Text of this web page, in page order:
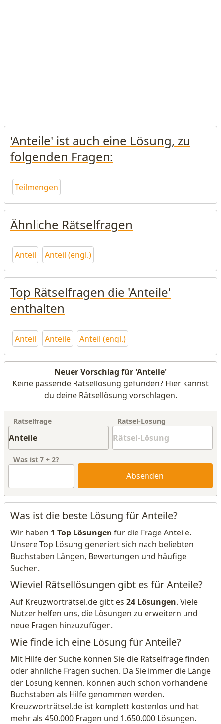
'Anteile' ist auch eine Lösung, zu
folgenden Fragen:
Teilmengen
Ähnliche Rätselfragen
Anteil Anteil (engl.)
Top Rätselfragen die 'Anteile'
enthalten
Anteil Anteile Anteil (engl.)
Neuer Vorschlag für 'Anteile'
Keine passende Rätsellösung gefunden? Hier kannst
du deine Rätsellösung vorschlagen.
Rätselfrage Rätsel-Lösung
Was ist 7 + 2?
Absenden
Was ist die beste Lösung für Anteile?
Wir haben 1 Top Lösungen für die Frage Anteile.
Unsere Top Lösung generiert sich nach beliebten
Buchstaben Längen, Bewertungen und häufige
Suchen.
Wieviel Rätsellösungen gibt es für Anteile?
Auf Kreuzworträtsel.de gibt es 24 Lösungen. Viele
Nutzer helfen uns, die Lösungen zu erweitern und
neue Fragen hinzuzufügen.
Wie finde ich eine Lösung für Anteile?
Mit Hilfe der Suche können Sie die Rätselfrage finden
oder ähnliche Fragen suchen. Da Sie immer die Länge
der Lösung kennen, können auch schon vorhandene
Buchstaben als Hilfe genommen werden.
Kreuzworträtsel.de ist komplett kostenlos und hat
mehr als 450.000 Fragen und 1.650.000 Lösungen.